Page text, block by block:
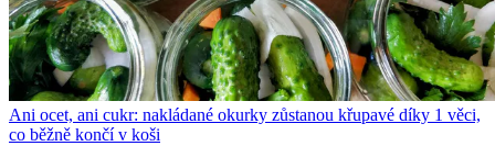
Ani ocet, ani cukr: nakládané okurky zůstanou křupavé díky 1 věci,
co běžně končí v koši